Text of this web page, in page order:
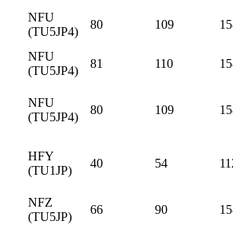
NFU
(TU5JP4)
80 109
NFU
(TU5JP4)
81 110
NFU
(TU5JP4)
80 109
HFY
(TU1JP)
40 54
NFZ
(TU5JP)
66 90